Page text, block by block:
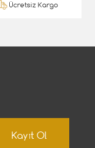
Ücretsiz Kargo
Kayıt Ol